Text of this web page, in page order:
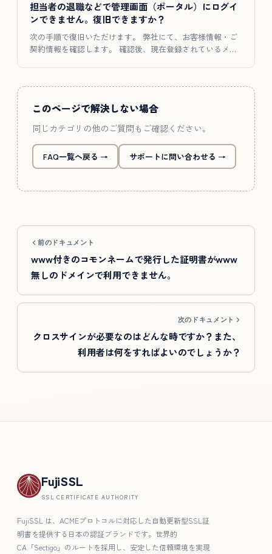
担当者の退職などで管理画面（ポータル）にログイ
ンできません。復旧できますか？
次の手順で復旧いただけます。 弊社にて、お客様情報・ご
契約情報を確認します。 確認後、現在登録されているメー
このページで解決しない場合
同じカテゴリの他のご質問もご確認ください。
FAQ一覧へ戻る → サポートに問い合わせる →
前のドキュメント
www付きのコモンネームで発行した証明書がwww
無しのドメインで利用できません。
次のドキュメント
クロスサインが必要なのはどんな時ですか？また、
利用者は何をすればよいのでしょうか？
FujiSSL
SSL CERTIFICATE AUTHORITY
FujiSSL は、ACMEプロトコルに対応した自動更新型SSL証
明書を提供する日本の認証ブランドです。世界的
CA「Sectigo」のルートを採用し、安定した信頼環境を実現